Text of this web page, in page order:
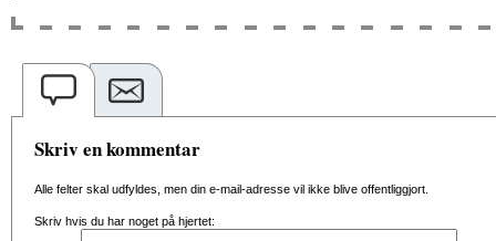
Skriv en kommentar
Alle felter skal udfyldes, men din e-mail-adresse vil ikke blive offentliggjort.
Skriv hvis du har noget på hjertet: